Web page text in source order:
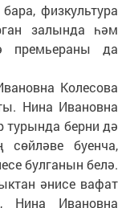
физкультура
залында һәм
премьераны да
Колесова
Нина Ивановна
турында берни дә
сөйләве буенча,
булганын белә.
әнисе вафат
Нина Ивановна